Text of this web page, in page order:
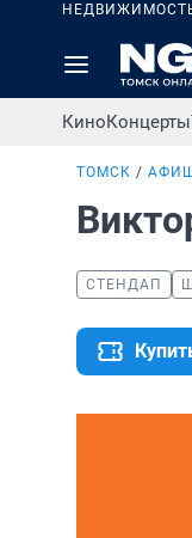
КиноКонцерты
ТОМСК
СТЕНДАП